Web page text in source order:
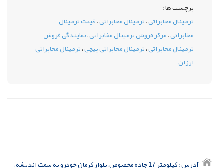
برچسب ها :
ترمینال مخابراتی،ترمینال مخابراتی،قیمت ترمینال
مخابراتی،مرکز فروش ترمینال مخابراتی،نمایندگی فروش
ترمینال مخابراتی،ترمینال مخابراتی پیچی،ترمینال مخابراتی
ارزان
آدرس : کیلومتر 17 جاده مخصوص، بلوار کرمان خودرو به سمت اندیشه،